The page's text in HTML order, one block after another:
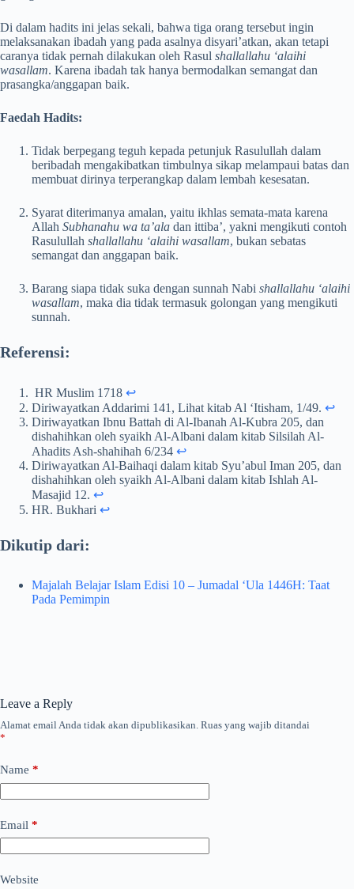
Di dalam hadits ini jelas sekali, bahwa tiga orang tersebut ingin
melaksanakan ibadah yang pada asalnya disyari’atkan, akan tetapi
caranya tidak pernah dilakukan oleh Rasul shallallahu ‘alaihi
wasallam. Karena ibadah tak hanya bermodalkan semangat dan
prasangka/anggapan baik.
Faedah Hadits:
Tidak berpegang teguh kepada petunjuk Rasulullah dalam
beribadah mengakibatkan timbulnya sikap melampaui batas dan
membuat dirinya terperangkap dalam lembah kesesatan.
Syarat diterimanya amalan, yaitu ikhlas semata-mata karena
Allah Subhanahu wa ta’ala dan ittiba’, yakni mengikuti contoh
Rasulullah shallallahu ‘alaihi wasallam, bukan sebatas
semangat dan anggapan baik.
Barang siapa tidak suka dengan sunnah Nabi shallallahu ‘alaihi
wasallam, maka dia tidak termasuk golongan yang mengikuti
sunnah.
Referensi:
HR Muslim 1718 ↩︎
Diriwayatkan Addarimi 141, Lihat kitab Al ‘Itisham, 1/49. ↩︎
Diriwayatkan Ibnu Battah di Al-Ibanah Al-Kubra 205, dan
dishahihkan oleh syaikh Al-Albani dalam kitab Silsilah Al-
Ahadits Ash-shahihah 6/234 ↩︎
Diriwayatkan Al-Baihaqi dalam kitab Syu’abul Iman 205, dan
dishahihkan oleh syaikh Al-Albani dalam kitab Ishlah Al-
Masajid 12. ↩︎
HR. Bukhari ↩︎
Dikutip dari:
Majalah Belajar Islam Edisi 10 – Jumadal ‘Ula 1446H: Taat
Pada Pemimpin
Leave a Reply
Alamat email Anda tidak akan dipublikasikan. Ruas yang wajib ditandai
*
Name *
Email *
Website